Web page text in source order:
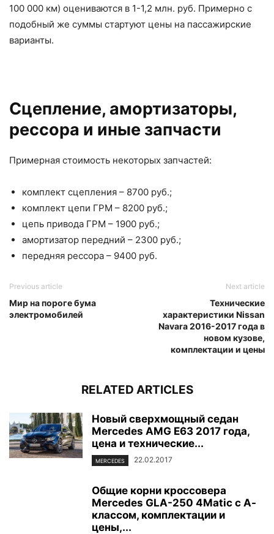
100 000 км) оцениваются в 1-1,2 млн. руб. Примерно с
подобный же суммы стартуют цены на пассажирские
варианты.
Сцепление, амортизаторы,
рессора и иные запчасти
Примерная стоимость некоторых запчастей:
комплект сцепления – 8700 руб.;
комплект цепи ГРМ – 8200 руб.;
цепь привода ГРМ – 1900 руб.;
амортизатор передний – 2300 руб.;
передняя рессора – 9400 руб.
Previous article
Мир на пороге бума
электромобилей
Next article
Технические
характеристики Nissan
Navara 2016-2017 года в
новом кузове,
комплектации и цены
RELATED ARTICLES
Новый сверхмощный седан
Mercedes AMG E63 2017 года,
цена и технические...
MERCEDES 22.02.2017
Общие корни кроссовера
Mercedes GLA-250 4Matic с А-
классом, комплектации и
цены,...